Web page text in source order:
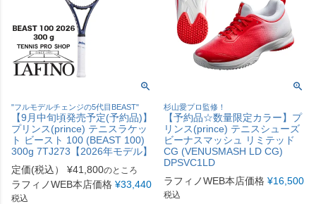
"フルモデルチェンジの5代目BEAST"
【9月中旬頃発売予定(予約品)】
プリンス(prince) テニスラケッ
ト ビースト 100 (BEAST 100)
300g 7TJ273【2026年モデル】
定価(税込）
¥41,800のところ
ラフィノWEB本店価格 ¥33,440
税込
杉山愛プロ監修！
【予約品☆数量限定カラー】プ
リンス(prince) テニスシューズ
ビーナスマッシュ リミテッド
CG (VENUSMASH LD CG)
DPSVC1LD
ラフィノWEB本店価格 ¥16,500
税込